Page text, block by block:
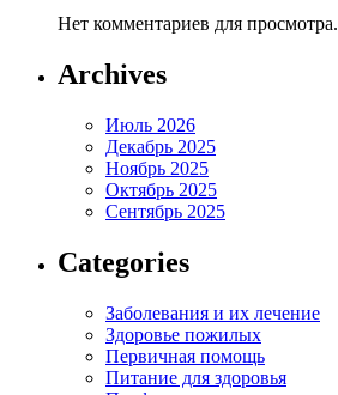
Нет комментариев для просмотра.
Archives
Июль 2026
Декабрь 2025
Ноябрь 2025
Октябрь 2025
Сентябрь 2025
Categories
Заболевания и их лечение
Здоровье пожилых
Первичная помощь
Питание для здоровья